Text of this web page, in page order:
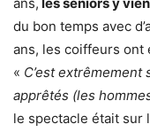
du bon temps avec
ans, les coiffeurs ont
« C’est
apprêtés (les
le spectacle était sur